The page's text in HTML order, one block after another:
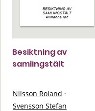
Besiktning av
samlingstält
Nilsson Roland ·
Svensson Stefan